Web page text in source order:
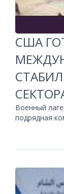
США
Военный
подрядная